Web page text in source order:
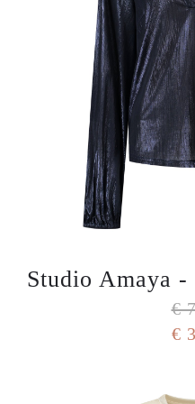
Studio Amaya
€
€